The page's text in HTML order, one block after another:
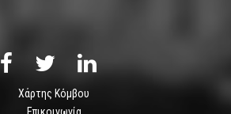
Χάρτης Κόμβου
Επικοινωνία